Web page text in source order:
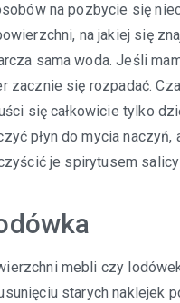
na pozbycie się
na jakiej się
sama woda. Jeśli
zacznie się rozpadać.
się całkowicie tylko
płyn do mycia
je spirytusem
mebli czy
starych naklejek